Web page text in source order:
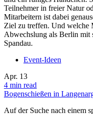
Teilnehmer in freier Natur
Mitarbeitern ist dabei
Ziel zu treffen. Und welche
Abwechslung als Berlin mit
Spandau.
Event-Ideen
Apr. 13
4 min read
Bogenschießen in
Auf der Suche nach einem